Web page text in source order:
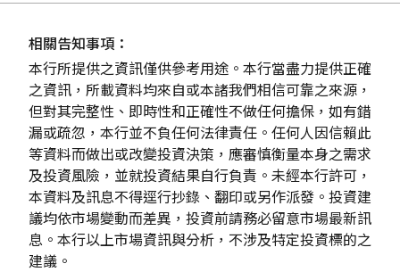
相關告知事項：
本行所提供之資訊僅供參考用途。本行當盡力提供正確
之資訊，所載資料均來自或本諸我們相信可靠之來源，
但對其完整性、即時性和正確性不做任何擔保，如有錯
漏或疏忽，本行並不負任何法律責任。任何人因信賴此
等資料而做出或改變投資決策，應審慎衡量本身之需求
及投資風險，並就投資結果自行負責。未經本行許可，
本資料及訊息不得逕行抄錄、翻印或另作派發。投資建
議均依市場變動而差異，投資前請務必留意市場最新訊
息。本行以上市場資訊與分析，不涉及特定投資標的之
建議。